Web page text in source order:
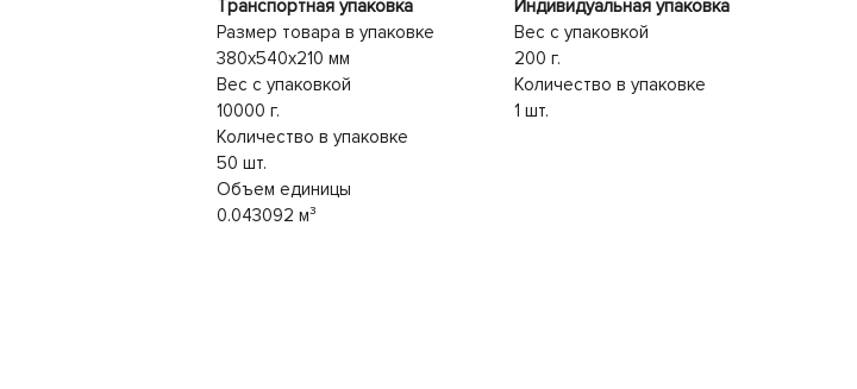
Транспортная упаковка
Размер товара в упаковке
380x540x210 мм
Вес с упаковкой
10000 г.
Количество в упаковке
50 шт.
Объем единицы
0.043092 м³
Индивидуальная упаковка
Вес с упаковкой
200 г.
Количество в упаковке
1 шт.